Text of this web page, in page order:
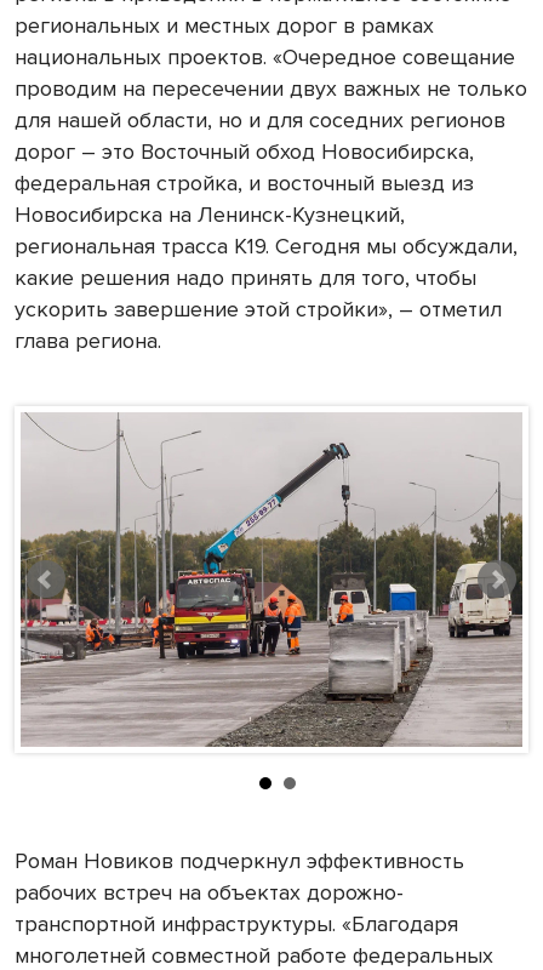
региональных и местных дорог в рамках
национальных проектов. «Очередное совещание
проводим на пересечении двух важных не только
для нашей области, но и для соседних регионов
дорог – это Восточный обход Новосибирска,
федеральная стройка, и восточный выезд из
Новосибирска на Ленинск-Кузнецкий,
региональная трасса К19. Сегодня мы обсуждали,
какие решения надо принять для того, чтобы
ускорить завершение этой стройки», – отметил
глава региона.
Роман Новиков подчеркнул эффективность
рабочих встреч на объектах дорожно-
транспортной инфраструктуры. «Благодаря
многолетней совместной работе федеральных